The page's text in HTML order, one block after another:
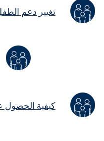
تغيير دعم
كيفية الحصول